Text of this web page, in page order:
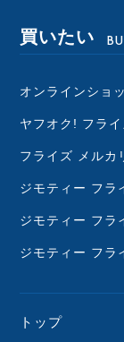
買いたい
オンラインショ
ヤフオク! フライ
フライズ メルカ
ジモティー フラ
ジモティー フラ
ジモティー フラ
トップ